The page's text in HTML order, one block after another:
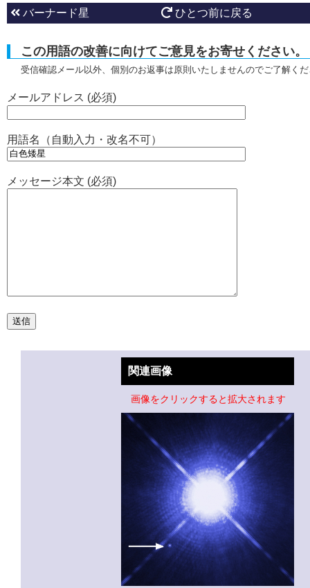
バーナード星 ひとつ前に戻る
この用語の改善に向けてご意見をお寄せください。
受信確認メール以外、個別のお返事は原則いたしませんのでご了解く
メールアドレス (必須)
用語名（自動入力・改名不可）
メッセージ本文 (必須)
関連画像
画像をクリックすると拡大されます